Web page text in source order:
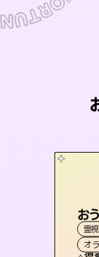
お
霊
オ